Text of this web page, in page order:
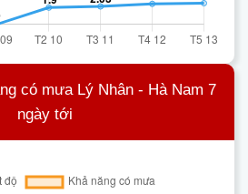
có mưa Lý Nhân - Hà Nam 7
ngày tới